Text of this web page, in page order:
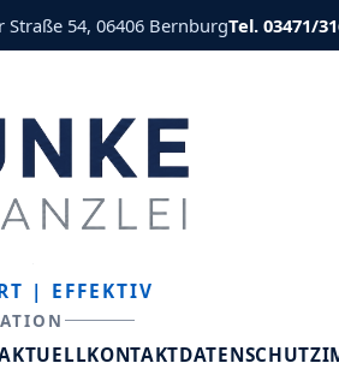
Straße 54, 06406 BernburgTel. 03471/
| EFFEKTIV
KONTAKTDATENSCHUTZ